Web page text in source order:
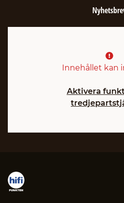
Innehållet kan
Aktivera